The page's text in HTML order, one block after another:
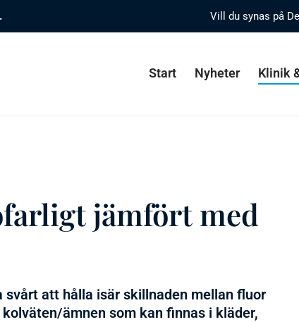
Vill du synas på
Start Nyheter Klinik
jämfört med
svårt att hålla isär skillnaden mellan fluor
ämnen som kan finnas i kläder,